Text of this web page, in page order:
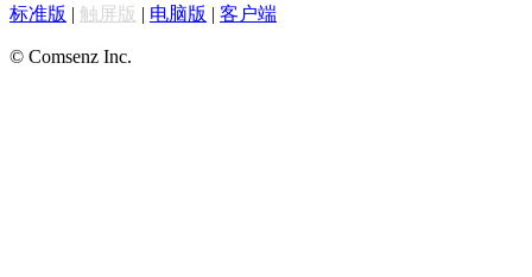
标准版 | 触屏版 | 电脑版 | 客户端
© Comsenz Inc.